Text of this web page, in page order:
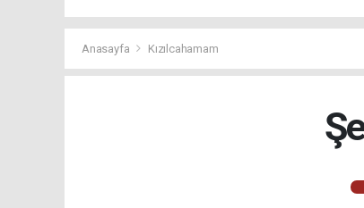
Anasayfa Kızılcahamam